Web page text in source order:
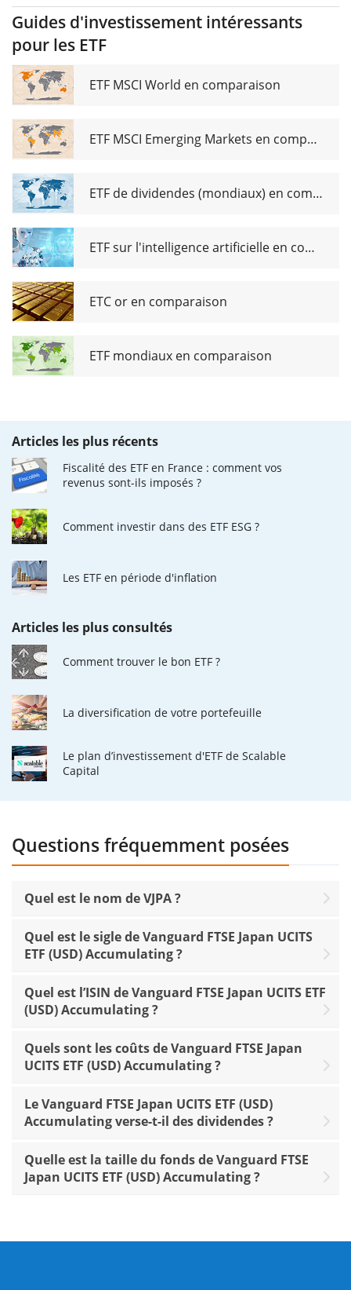
UCITS ETF
(Acc)
Guides d'investissement intéressants
pour les ETF
ETF MSCI World en comparaison
ETF MSCI Emerging Markets en comparaison
ETF de dividendes (mondiaux) en comparaison
ETF sur l'intelligence artificielle en comparaison
ETC or en comparaison
ETF mondiaux en comparaison
Articles les plus récents
Fiscalité des ETF en France : comment vos
revenus sont-ils imposés ?
Comment investir dans des ETF ESG ?
Les ETF en période d'inflation
Articles les plus consultés
Comment trouver le bon ETF ?
La diversification de votre portefeuille
Le plan d’investissement d'ETF de Scalable
Capital
Questions fréquemment posées
Quel est le nom de VJPA ?
Quel est le sigle de Vanguard FTSE Japan UCITS
ETF (USD) Accumulating ?
Quel est l’ISIN de Vanguard FTSE Japan UCITS ETF
(USD) Accumulating ?
Quels sont les coûts de Vanguard FTSE Japan
UCITS ETF (USD) Accumulating ?
Le Vanguard FTSE Japan UCITS ETF (USD)
Accumulating verse-t-il des dividendes ?
Quelle est la taille du fonds de Vanguard FTSE
Japan UCITS ETF (USD) Accumulating ?